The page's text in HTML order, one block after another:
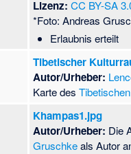
Lizenz: CC BY-SA
*Foto: Andreas
Erlaubnis erteilt
Tibetischer
Autor/Urheber:
Karte des
Khampas1.jpg
Autor/Urheber: Die
Gruschkeals Autor